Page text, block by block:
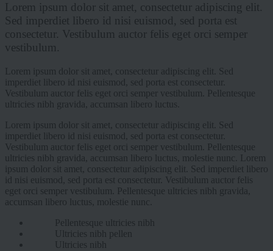
Lorem ipsum dolor sit amet, consectetur adipiscing elit.
Sed imperdiet libero id nisi euismod, sed porta est
consectetur. Vestibulum auctor felis eget orci semper
vestibulum.
Lorem ipsum dolor sit amet, consectetur adipiscing elit. Sed
imperdiet libero id nisi euismod, sed porta est consectetur.
Vestibulum auctor felis eget orci semper vestibulum. Pellentesque
ultricies nibh gravida, accumsan libero luctus.
Lorem ipsum dolor sit amet, consectetur adipiscing elit. Sed
imperdiet libero id nisi euismod, sed porta est consectetur.
Vestibulum auctor felis eget orci semper vestibulum. Pellentesque
ultricies nibh gravida, accumsan libero luctus, molestie nunc. Lorem
ipsum dolor sit amet, consectetur adipiscing elit. Sed imperdiet libero
id nisi euismod, sed porta est consectetur. Vestibulum auctor felis
eget orci semper vestibulum. Pellentesque ultricies nibh gravida,
accumsan libero luctus, molestie nunc.
Pellentesque ultricies nibh
Ultricies nibh pellen
Ultricies nibh